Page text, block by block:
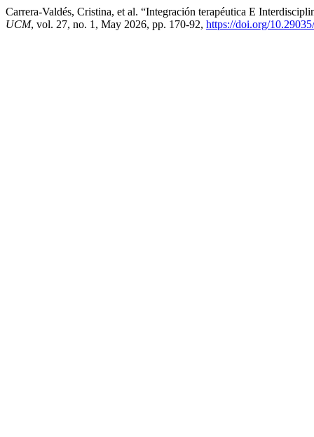
Carrera-Valdés, Cristina, et al. “Integración terapéutica E
UCM, vol. 27, no. 1, May 2026, pp. 170-92, https://doi.org/